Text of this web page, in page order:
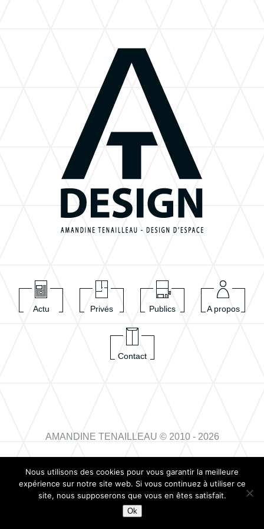
Actu Privés Publics A propos
Contact
AMANDINE TENAILLEAU © 2010 - 2026
Création de site internet en Vendée
Jonathan BULKA
Nous utilisons des cookies pour vous garantir la meilleure
expérience sur notre site web. Si vous continuez à utiliser ce
site, nous supposerons que vous en êtes satisfait.
Ok